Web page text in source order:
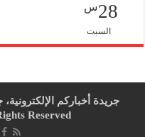
28س
السبت
جريدة أخباركم
Reserved